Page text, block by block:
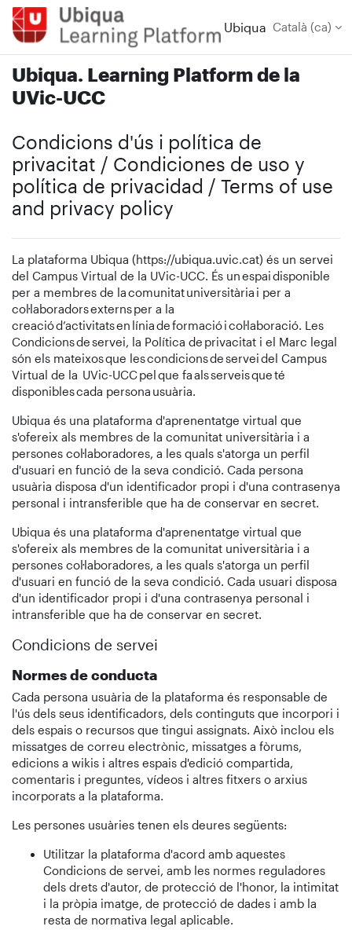
Ves al contingut principal
Ubiqua Català ‎(ca)‎
Ubiqua. Learning Platform de la
UVic-UCC
Condicions d'ús i política de
privacitat / Condiciones de uso y
política de privacidad / Terms of use
and privacy policy
La plataforma Ubiqua (https://ubiqua.uvic.cat) és un servei
del Campus Virtual de la UVic-UCC. És un espai disponible
per a membres de la comunitat universitària i per a
col·laboradors externs per a la
creació d’activitats en línia de formació i col·laboració. Les
Condicions de servei, la Política de privacitat i el Marc legal
són els mateixos que les condicions de servei del Campus
Virtual de la UVic-UCC pel que fa als serveis que té
disponibles cada persona usuària.
Ubiqua és una plataforma d'aprenentatge virtual que
s'ofereix als membres de la comunitat universitària i a
persones col·laboradores, a les quals s'atorga un perfil
d'usuari en funció de la seva condició. Cada persona
usuària disposa d'un identificador propi i d'una contrasenya
personal i intransferible que ha de conservar en secret.
Ubiqua és una plataforma d'aprenentatge virtual que
s'ofereix als membres de la comunitat universitària i a
persones col·laboradores, a les quals s'atorga un perfil
d'usuari en funció de la seva condició. Cada usuari disposa
d'un identificador propi i d'una contrasenya personal i
intransferible que ha de conservar en secret.
Condicions de servei
Normes de conducta
Cada persona usuària de la plataforma és responsable de
l'ús dels seus identificadors, dels continguts que incorpori i
dels espais o recursos que tingui assignats. Això inclou els
missatges de correu electrònic, missatges a fòrums,
edicions a wikis i altres espais d'edició compartida,
comentaris i preguntes, vídeos i altres fitxers o arxius
incorporats a la plataforma.
Les persones usuàries tenen els deures següents:
Utilitzar la plataforma d'acord amb aquestes
Condicions de servei, amb les normes reguladores
dels drets d'autor, de protecció de l'honor, la intimitat
i la pròpia imatge, de protecció de dades i amb la
resta de normativa legal aplicable.